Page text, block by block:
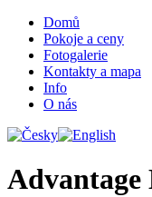
Domů
Pokoje a ceny
Fotogalerie
Kontakty a mapa
Info
O nás
Advantage